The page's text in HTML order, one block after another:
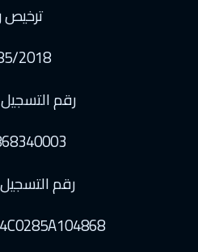
2018
رقم
10052868340003
رقم